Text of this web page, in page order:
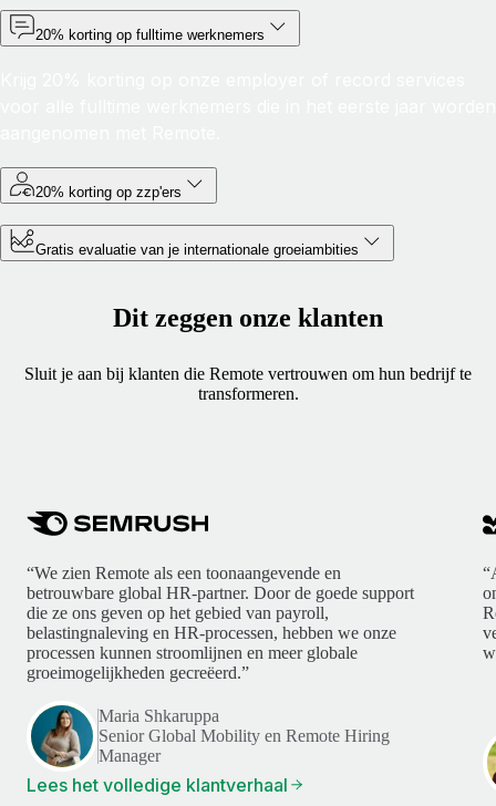
20% korting op fulltime werknemers
20% korting op zzp'ers
Gratis evaluatie van je internationale groeiambities
Dit zeggen onze klanten
Sluit je aan bij klanten die Remote vertrouwen om hun bedrijf te
transformeren.
“We zien Remote als een toonaangevende en
betrouwbare global HR-partner. Door de goede support
die ze ons geven op het gebied van payroll,
belastingnaleving en HR-processen, hebben we onze
processen kunnen stroomlijnen en meer globale
groeimogelijkheden gecreëerd.”
Maria Shkaruppa
Senior Global Mobility en Remote Hiring
Manager
Lees het volledige klantverhaal